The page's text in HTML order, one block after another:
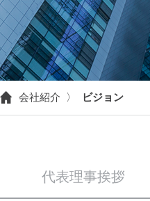
会社紹介 〉 ビジョン
代表理事挨拶